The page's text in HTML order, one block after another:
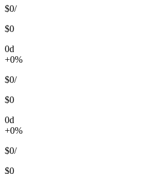
$0/
$0
0d
+0%
$0/
$0
0d
+0%
$0/
$0